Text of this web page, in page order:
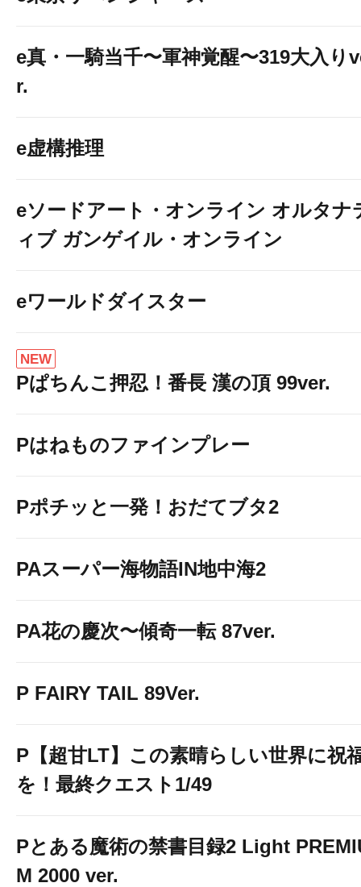
e真・一騎当千〜軍神覚醒〜319大入り
r.
e虚構推理
eソードアート・オンライン オルタナ
ィブ ガンゲイル・オンライン
eワールドダイスター
NEW
Pぱちんこ押忍！番長 漢の頂 99ver.
Pはねものファインプレー
Pポチッと一発！おだてブタ2
PAスーパー海物語IN地中海2
PA花の慶次〜傾奇一転 87ver.
P FAIRY TAIL 89Ver.
P【超甘LT】この素晴らしい世界に祝
を！最終クエスト1/49
Pとある魔術の禁書目録2 Light
M 2000 ver.